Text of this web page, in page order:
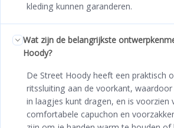
kleding kunnen garanderen.
Wat zijn de belangrijkste
Hoody?
De Street Hoody heeft een praktisch
ritssluiting aan de voorkant,
in laagjes kunt dragen, en is voorzien
comfortabele capuchon en